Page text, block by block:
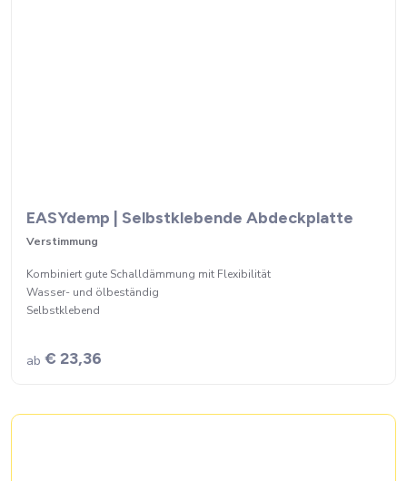
EASYdemp | Selbstklebende Abdeckplatte
Verstimmung
Kombiniert gute Schalldämmung mit Flexibilität
Wasser- und ölbeständig
Selbstklebend
ab € 23,36